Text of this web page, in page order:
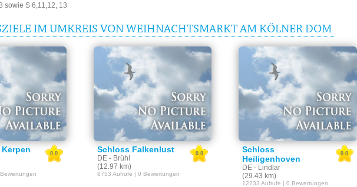
sowie S 6,11,12, 13
IM UMKREIS VON WEIHNACHTSMARKT AM KÖLNER DOM
0.0 Schloss Falkenlust
DE - Brühl
(12.97 km)
0.0
8753 Aufrufe | 0 Bewertungen
Schloss
Heiligenhoven
DE - Lindlar
(29.43 km)
0.0
12233 Aufrufe | 0 Bewertungen